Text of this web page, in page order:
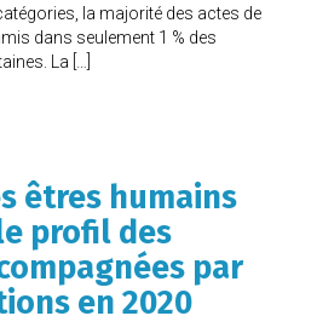
la majorité des actes de
dans seulement 1 % des
La […]
êtres humains
profil des
par
en 2020